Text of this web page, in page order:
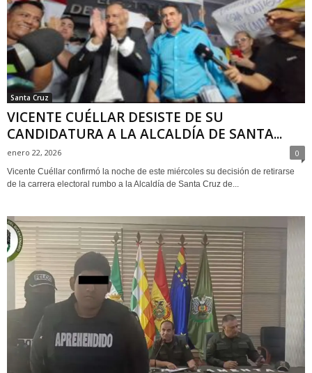
Santa Cruz
VICENTE CUÉLLAR DESISTE DE SU
CANDIDATURA A LA ALCALDÍA DE SANTA...
enero 22, 2026 0
Vicente Cuéllar confirmó la noche de este miércoles su decisión de retirarse
de la carrera electoral rumbo a la Alcaldía de Santa Cruz de...